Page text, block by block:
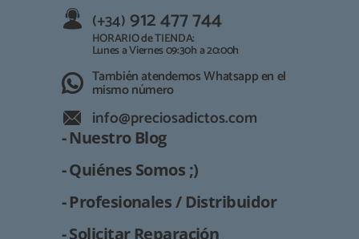
(+34) 912 477 744
HORARIO de TIENDA:
Lunes a Viernes 09:30h a 20:00h
También atendemos Whatsapp en el
mismo número
info@preciosadictos.com
- Nuestro Blog
- Quiénes Somos ;)
- Profesionales / Distribuidor
- Solicitar Reparación